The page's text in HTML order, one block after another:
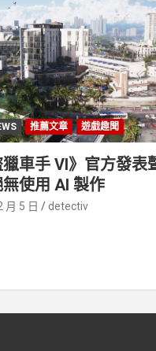
推薦文章 遊戲趣聞
獵車手 VI》官方發表
使用 AI 製作
月 5 日 detectiv